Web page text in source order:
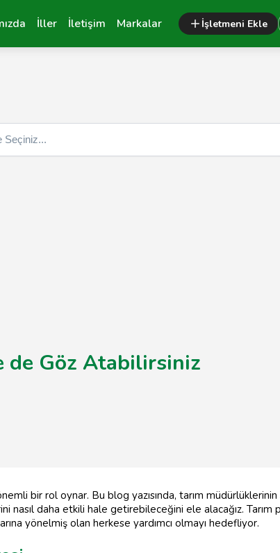
İller İletişim Markalar İşletmeni Ekle
de Göz Atabilirsiniz
bir rol oynar. Bu blog yazısında, tarım
daha etkili hale getirebileceğini ele alacağız. Tarım
yönelmiş olan herkese yardımcı olmayı hedefliyor.